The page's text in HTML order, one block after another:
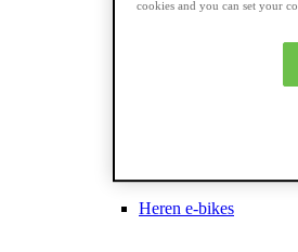
Heren e-bikes
cookies and you can set your